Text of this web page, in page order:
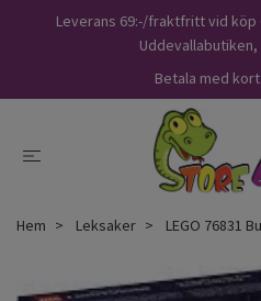
Leverans 69:-/fraktfritt vid köp
Betala med
Hem Leksaker LEGO 76831